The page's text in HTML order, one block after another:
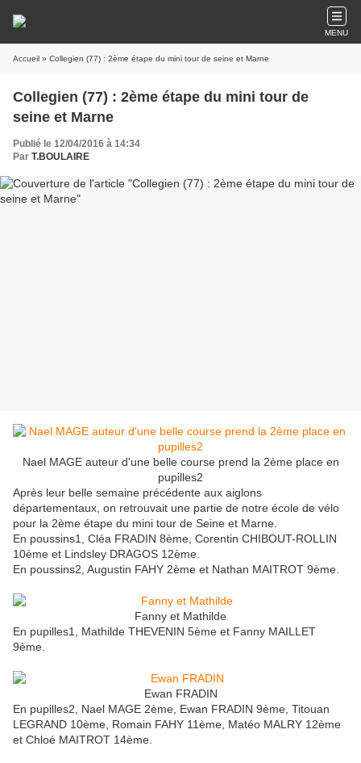
MENU
Accueil » Collegien (77) : 2ème étape du mini tour de seine et Marne
Collegien (77) : 2ème étape du mini tour de
seine et Marne
Publié le 12/04/2016 à 14:34
Par T.BOULAIRE
Nael MAGE auteur d'une belle course prend la 2ème place en
pupilles2
Après leur belle semaine précédente aux aiglons
départementaux, on retrouvait une partie de notre école de vélo
pour la 2ème étape du mini tour de Seine et Marne.
En poussins1, Cléa FRADIN 8ème, Corentin CHIBOUT-ROLLIN
10ème et Lindsley DRAGOS 12ème.
En poussins2, Augustin FAHY 2ème et Nathan MAITROT 9ème.
Fanny et Mathilde
En pupilles1, Mathilde THEVENIN 5ème et Fanny MAILLET
9ème.
Ewan FRADIN
En pupilles2, Nael MAGE 2ème, Ewan FRADIN 9ème, Titouan
LEGRAND 10ème, Romain FAHY 11ème, Matéo MALRY 12ème
et Chloé MAITROT 14ème.